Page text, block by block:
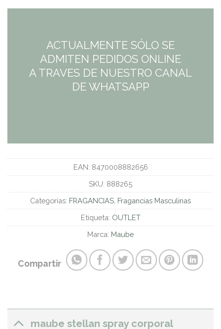
ACTUALMENTE SÓLO SE
ADMITEN PEDIDOS ONLINE
A TRAVES DE NUESTRO CANAL
DE WHATSAPP
EAN: 8470008882656
SKU: 888265
Categorías: FRAGANCIAS Fragancias Masculinas
Etiqueta: OUTLET
Marca: Maube
Compartir
maube stellan spray corporal